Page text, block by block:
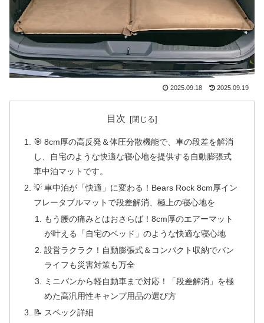
2025.09.18 2025.09.19
目次
🎯 8cm厚の高反発＆体圧分散機能で、車の段差を解消
し、自宅のような快適な寝心地を提供する自動膨張式
車中泊マットです。
💡 車中泊が「快適」に変わる！Bears Rock 8cm厚イン
フレータブルマットで段差解消、極上の寝心地を
もう腰の痛みとはおさらば！8cm厚のエアーマット
が叶える「自宅のベッド」のような快適な寝心地
設営ラクラク！自動膨張式＆コンパクト収納でバン
ライフも災害対策も万全
ミニバンから軽自動車まで対応！「段差解消」を極
めた高汎用性キャンプ用品の選び方
📝 スペック詳細